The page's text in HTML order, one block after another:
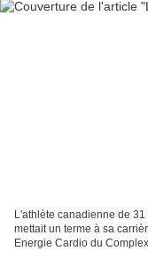
L'athlète canadienne de
mettait un terme à sa
Energie Cardio du